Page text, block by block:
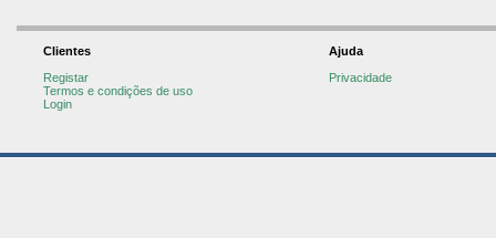
Clientes
Registar
Termos e condições de uso
Login
Ajuda
Privacidade